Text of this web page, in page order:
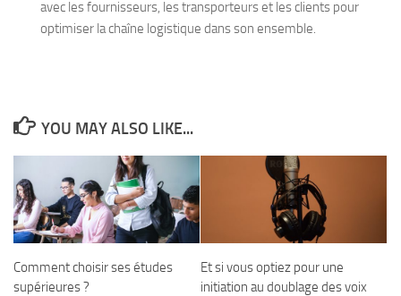
avec les fournisseurs, les transporteurs et les clients pour
optimiser la chaîne logistique dans son ensemble.
YOU MAY ALSO LIKE...
Comment choisir ses études
supérieures ?
Et si vous optiez pour une
initiation au doublage des voix